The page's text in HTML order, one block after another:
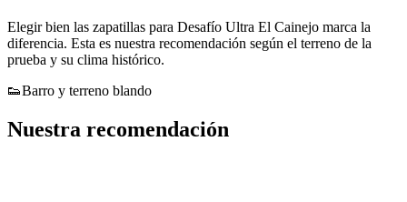
Elegir bien las zapatillas para Desafío Ultra El Cainejo marca la
diferencia. Esta es nuestra recomendación según el terreno de la
prueba y su clima histórico.
👟Barro y terreno blando
Nuestra recomendación